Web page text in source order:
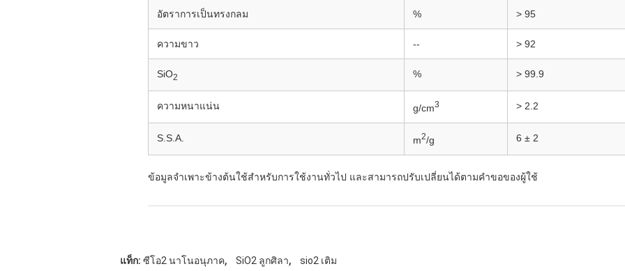
อัตราการเป็นทรงกลม % > 95
ความขาว -- > 92
SiO2 % > 99.9
ความหนาแน่น g/cm3 > 2.2
S.S.A. m2/g 6 ± 2
ข้อมูลจำเพาะข้างต้นใช้สำหรับการใช้งานทั่วไป และสามารถปรับเปลี่ยนได้ตามคำขอของผู้ใช้
แท็ก: ซีโอ2 นาโนอนุภาค, SiO2 ลูกศิลา, sio2 เติม